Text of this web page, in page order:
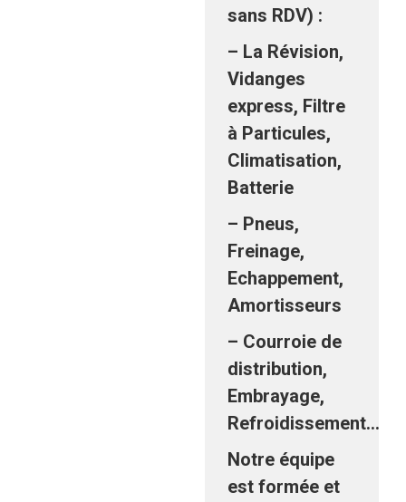
sans RDV) :
– La Révision,
Vidanges
express, Filtre
à Particules,
Climatisation,
Batterie
– Pneus,
Freinage,
Echappement,
Amortisseurs
– Courroie de
distribution,
Embrayage,
Refroidissement…
Notre équipe
est formée et